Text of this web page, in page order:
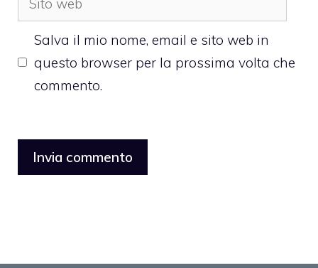
web
Salva il mio nome, email e sito web in
questo browser per la prossima volta che
commento.